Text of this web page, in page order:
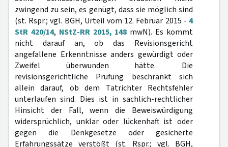
zwingend zu sein, es genügt, dass sie möglich sind
(st. Rspr.; vgl. BGH, Urteil vom 12. Februar 2015 - 4
StR 420/14, NStZ-RR 2015, 148 mwN). Es kommt
nicht darauf an, ob das Revisionsgericht
angefallene Erkenntnisse anders gewürdigt oder
Zweifel überwunden hätte. Die
revisionsgerichtliche Prüfung beschränkt sich
allein darauf, ob dem Tatrichter Rechtsfehler
unterlaufen sind. Dies ist in sachlich-rechtlicher
Hinsicht der Fall, wenn die Beweiswürdigung
widersprüchlich, unklar oder lückenhaft ist oder
gegen die Denkgesetze oder gesicherte
Erfahrungssätze verstößt (st. Rspr.; vgl. BGH,